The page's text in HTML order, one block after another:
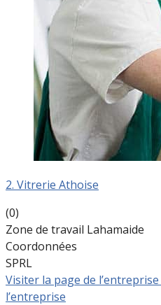
2. Vitrerie Athoise
(0)
Zone de travail Lahamaide
Coordonnées
SPRL
Visiter la page de l’entreprise
l’entreprise